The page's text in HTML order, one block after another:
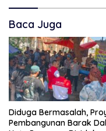
Baca Juga
Diduga Bermasalah,
Pembangunan Barak